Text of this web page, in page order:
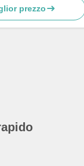
prezzo